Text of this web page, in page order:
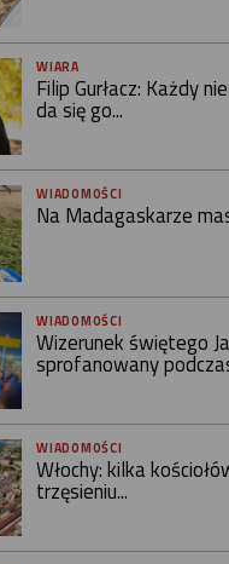
WIARA
Filip Gurłacz: Każdy
da się go...
WIADOMOŚCI
Na Madagaskarze
WIADOMOŚCI
Wizerunek świętego
sprofanowany
WIADOMOŚCI
Włochy: kilka
trzęsieniu...